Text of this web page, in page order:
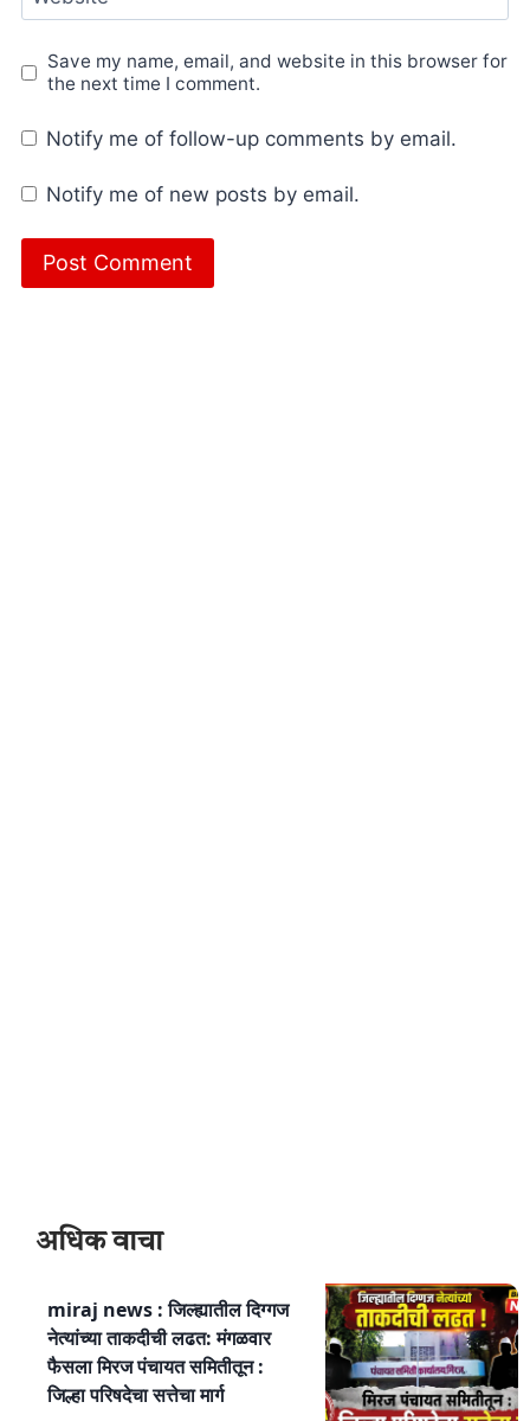
Save my name, email, and website in this browser for
the next time I comment.
Notify me of follow-up comments by email.
Notify me of new posts by email.
अधिक वाचा
miraj news : जिल्ह्यातील दिग्गज
नेत्यांच्या ताकदीची लढत: मंगळवार
फैसला मिरज पंचायत समितीतून :
जिल्हा परिषदेचा सत्तेचा मार्ग